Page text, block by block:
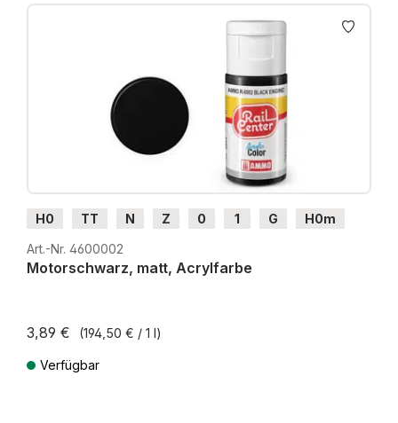
H0 TT N Z 0 1 G
H0m
H0e
Art.-Nr. 4600002
Motorschwarz, matt, Acrylfarbe
3,89 € (194,50 € / 1 l)
Verfügbar